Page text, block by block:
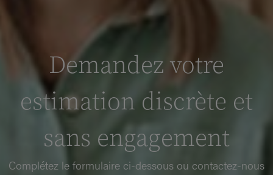
Demandez votre
estimation discrète et
sans engagement
Complétez le formulaire ci-dessous ou contactez-nous